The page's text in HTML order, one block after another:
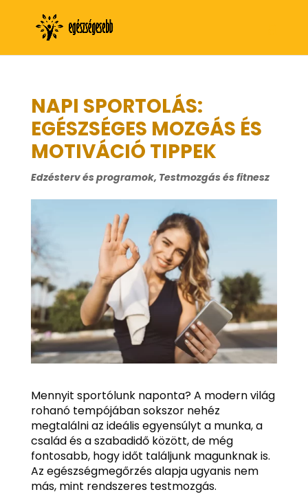
NAPI SPORTOLÁS:
EGÉSZSÉGES MOZGÁS ÉS
MOTIVÁCIÓ TIPPEK
Edzésterv és programok, Testmozgás és fitnesz
Mennyit sportólunk naponta? A modern világ
rohanó tempójában sokszor nehéz
megtalálni az ideális egyensúlyt a munka, a
család és a szabadidő között, de még
fontosabb, hogy időt találjunk magunknak is.
Az egészségmegőrzés alapja ugyanis nem
más, mint rendszeres testmozgás.